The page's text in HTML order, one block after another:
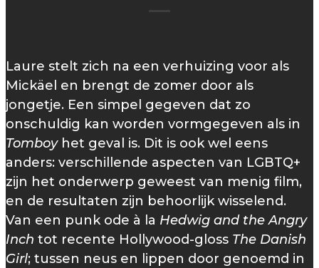
Laure stelt zich na een verhuizing voor als
Mickäel en brengt de zomer door als
jongetje. Een simpel gegeven dat zo
onschuldig kan worden vormgegeven als in
Tomboyhet geval is. Dit is ook wel eens
anders: verschillende aspecten van LGBTQ+
zijn het onderwerp geweest van menig film,
en de resultaten zijn behoorlijk wisselend.
Van een punk ode à la Hedwig and the Angry
Inch tot recente Hollywood-gloss The Danish
Girl; tussen neus en lippen door genoemd in